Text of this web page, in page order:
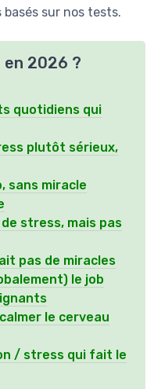
sur nos tests.
2026 ?
quotidiens qui
plutôt sérieux,
sans miracle
de stress, mais pas
pas de miracles
le job
le cerveau
/ stress qui fait le